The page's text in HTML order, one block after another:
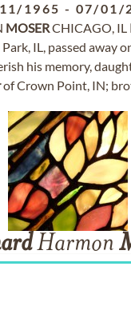
1965 - 07/01/
MOSERCHICAGO, IL
IL, passed away
his memory,
of Crown Point, IN;
Harmon